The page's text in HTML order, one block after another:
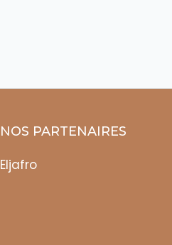
NOS PARTENAIRES
Eljafro